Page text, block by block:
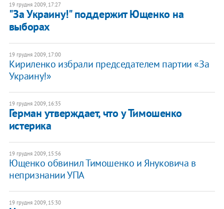
19 грудня 2009, 17:27
"За Украину!" поддержит Ющенко на
выборах
19 грудня 2009, 17:00
Кириленко избрали председателем партии «За
Украину!»
19 грудня 2009, 16:35
Герман утверждает, что у Тимошенко
истерика
19 грудня 2009, 15:56
Ющенко обвинил Тимошенко и Януковича в
непризнании УПА
19 грудня 2009, 15:30